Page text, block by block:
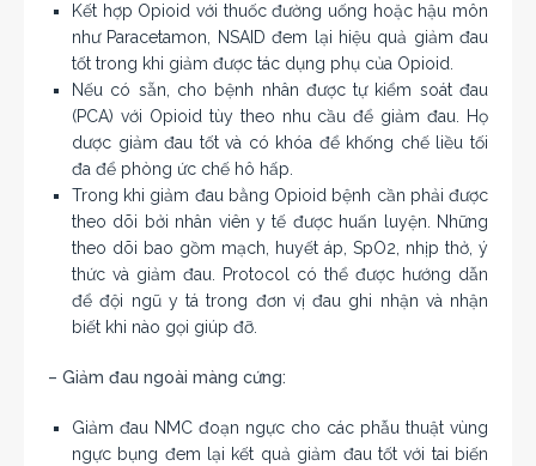
Kết hợp Opioid với thuốc đường uống hoặc hậu môn
như Paracetamon, NSAID đem lại hiệu quả giảm đau
tốt trong khi giảm được tác dụng phụ của Opioid.
Nếu có sẵn, cho bệnh nhân được tự kiểm soát đau
(PCA) với Opioid tùy theo nhu cầu để giảm đau. Họ
dược giảm đau tốt và có khóa để khống chế liều tối
đa để phòng ức chế hô hấp.
Trong khi giảm đau bằng Opioid bệnh cần phải được
theo dõi bởi nhân viên y tế được huấn luyện. Những
theo dõi bao gồm mạch, huyết áp, SpO2, nhịp thở, ý
thức và giảm đau. Protocol có thể được hướng dẫn
để đội ngũ y tá trong đơn vị đau ghi nhận và nhận
biết khi nào gọi giúp đỡ.
– Giảm đau ngoài màng cứng:
Giảm đau NMC đoạn ngực cho các phẫu thuật vùng
ngực bụng đem lại kết quả giảm đau tốt với tai biến